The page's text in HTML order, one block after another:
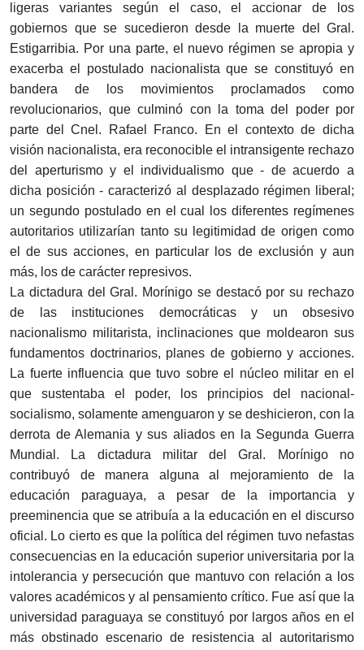
ligeras variantes según el caso, el accionar de los
gobiernos que se sucedieron desde la muerte del Gral.
Estigarribia. Por una parte, el nuevo régimen se apropia y
exacerba el postulado nacionalista que se constituyó en
bandera de los movimientos proclamados como
revolucionarios, que culminó con la toma del poder por
parte del Cnel. Rafael Franco. En el contexto de dicha
visión nacionalista, era reconocible el intransigente rechazo
del aperturismo y el individualismo que - de acuerdo a
dicha posición - caracterizó al desplazado régimen liberal;
un segundo postulado en el cual los diferentes regímenes
autoritarios utilizarían tanto su legitimidad de origen como
el de sus acciones, en particular los de exclusión y aun
más, los de carácter represivos.
La dictadura del Gral. Morínigo se destacó por su rechazo
de las instituciones democráticas y un obsesivo
nacionalismo militarista, inclinaciones que moldearon sus
fundamentos doctrinarios, planes de gobierno y acciones.
La fuerte influencia que tuvo sobre el núcleo militar en el
que sustentaba el poder, los principios del nacional-
socialismo, solamente amenguaron y se deshicieron, con la
derrota de Alemania y sus aliados en la Segunda Guerra
Mundial. La dictadura militar del Gral. Morínigo no
contribuyó de manera alguna al mejoramiento de la
educación paraguaya, a pesar de la importancia y
preeminencia que se atribuía a la educación en el discurso
oficial. Lo cierto es que la política del régimen tuvo nefastas
consecuencias en la educación superior universitaria por la
intolerancia y persecución que mantuvo con relación a los
valores académicos y al pensamiento crítico. Fue así que la
universidad paraguaya se constituyó por largos años en el
más obstinado escenario de resistencia al autoritarismo